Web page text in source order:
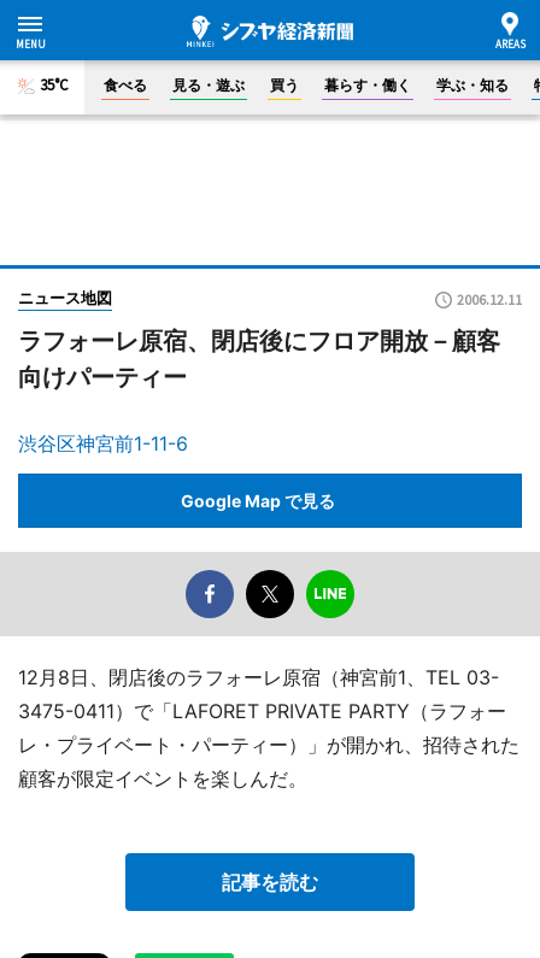
35°C 食べる 見る・遊ぶ 買う 暮らす・働く 学ぶ・知る
ニュース地図 2006.12.11
ラフォーレ原宿、閉店後にフロア開放－顧客
向けパーティー
渋谷区神宮前1-11-6
Google Map で見る
12月8日、閉店後のラフォーレ原宿（神宮前1、TEL 03-
3475-0411）で「LAFORET PRIVATE PARTY（ラフォー
レ・プライベート・パーティー）」が開かれ、招待された
顧客が限定イベントを楽しんだ。
記事を読む